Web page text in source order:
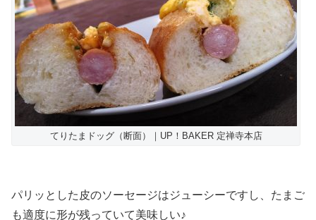
てりたまドッグ（断面）｜UP！BAKER 定禅寺本店
パリッとした皮のソーセージはジューシーですし、たまご
も適度に形が残っていて美味しい♪